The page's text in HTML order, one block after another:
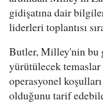
gidişatına dair
liderleri toplantısı
Butler, Milley'nin bu
yürütülecek temaslar
operasyonel
olduğunu tarif